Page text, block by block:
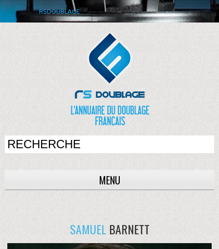
RSDOUBLAGE
MENU
SAMUELBARNETT